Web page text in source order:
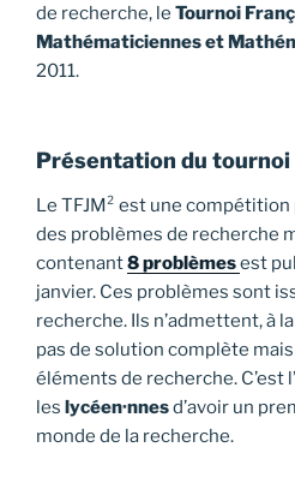
de recherche, le Tournoi
Mathématiciennes et
2011.
Présentation du tournoi
Le TFJM² est une
des problèmes de recherche
contenant8 problèmesest
janvier. Ces problèmes sont
recherche. Ils n’admettent, à
pas de solution complète
éléments de recherche. C’est
les lycéen·nnesd’avoir un
monde de la recherche.